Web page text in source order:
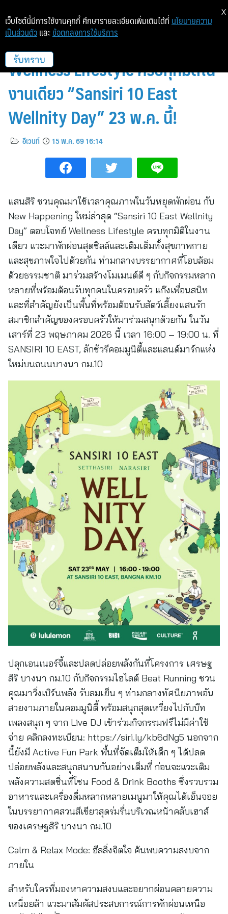
แสนสิริชวนสัมผัสประสบการณ์
Wellness Lifestyle ครบทุกมิติใน
งานเดียว “Sansiri 10 East
Wellnity Day” 23 พ.ค. นี้!
อีเวนท์ 15 พ.ค. 69 16:14
แสนสิริ ชวนคุณมาใช้เวลาคุณภาพในวันหยุดพักผ่อน กับ
New Happening ใหม่ล่าสุด “Sansiri 10 East Wellnity
Day” ตอบโจทย์ Wellness Lifestyle ครบทุกมิติในงาน
เดียว แวะมาพักผ่อนสุดชิลล์และเติมเต็มทั้งสุขภาพกาย
และสุขภาพใจไปด้วยกัน ท่ามกลางบรรยากาศที่โอบล้อม
ด้วยธรรมชาติ มาร่วมสร้างโมเมนต์ดี ๆ กับกิจกรรมหลาก
หลายที่พร้อมต้อนรับทุกคนในครอบครัว แก๊งเพื่อนสนิท
และที่สำคัญยังเป็นพื้นที่พร้อมต้อนรับสัตว์เลี้ยงแสนรัก
สมาชิกสำคัญของครอบครัวให้มาร่วมสนุกด้วยกัน ในวัน
เสาร์ที่ 23 พฤษภาคม 2026 นี้ เวลา 16:00 – 19:00 น. ที่
SANSIRI 10 EAST, ลักชัวรีคอมมูนิตี้และแลนด์มาร์กแห่ง
ใหม่บนถนนบางนา กม.10
ปลุกเอนเนอร์จี้และปลดปล่อยพลังกันที่โครงการ เศรษฐ
สิริ บางนา กม.10 กับกิจกรรมไฮไลต์ Beat Running ชวน
คุณมาวิ่งเบิร์นพลัง รับลมเย็น ๆ ท่ามกลางทัศนียภาพอัน
สวยงามภายในคอมมูนิตี้ พร้อมสนุกสุดเหวี่ยงไปกับบีท
เพลงสนุก ๆ จาก Live DJ เข้าร่วมกิจกรรมฟรีไม่มีค่าใช้
จ่าย คลิกลงทะเบียน: https://siri.ly/kb6dNg5 นอกจาก
นี้ยังมี Active Fun Park พื้นที่จัดเต็มให้เด็ก ๆ ได้ปลด
ปล่อยพลังและสนุกสนานกันอย่างเต็มที่ ก่อนจะแวะเติม
พลังความสดชื่นที่โซน Food & Drink Booths ซึ่งรวบรวม
อาหารและเครื่องดื่มหลากหลายเมนูมาให้คุณได้เอ็นจอย
ในบรรยากาศสวนสีเขียวสุดร่มรื่นบริเวณหน้าคลับเฮาส์
ของเศรษฐสิริ บางนา กม.10
Calm & Relax Mode: ฮีลลิ่งจิตใจ ค้นพบความสงบจาก
ภายใน
สำหรับใครที่มองหาความสงบและอยากผ่อนคลายความ
เหนื่อยล้า แวะมาสัมผัสประสบการณ์การพักผ่อนเหนือ
เว็บไซต์นี้มีการใช้งานคุกกี้ ศึกษารายละเอียดเพิ่มเติมได้ที่ นโยบายความ
เป็นส่วนตัว และ ข้อตกลงการใช้บริการ
รับทราบ
X